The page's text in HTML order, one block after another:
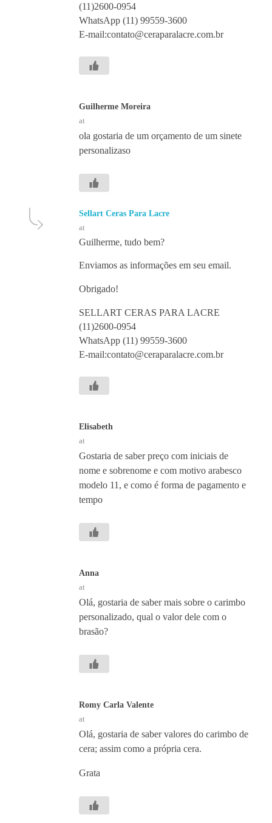
(11)2600-0954
WhatsApp (11) 99559-3600
E-mail:contato@ceraparalacre.com.br
Guilherme Moreira
at
ola gostaria de um orçamento de um sinete
personalizaso
Sellart Ceras Para Lacre
at
Guilherme, tudo bem?
Enviamos as informações em seu email.
Obrigado!
SELLART CERAS PARA LACRE
(11)2600-0954
WhatsApp (11) 99559-3600
E-mail:contato@ceraparalacre.com.br
Elisabeth
at
Gostaria de saber preço com iniciais de
nome e sobrenome e com motivo arabesco
modelo 11, e como é forma de pagamento e
tempo
Anna
at
Olá, gostaria de saber mais sobre o carimbo
personalizado, qual o valor dele com o
brasão?
Romy Carla Valente
at
Olá, gostaria de saber valores do carimbo de
cera; assim como a própria cera.
Grata